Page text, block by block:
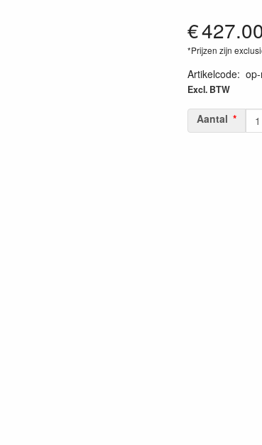
€
*Prijzen zijn
Artikelcode:
Excl. BTW
Aantal